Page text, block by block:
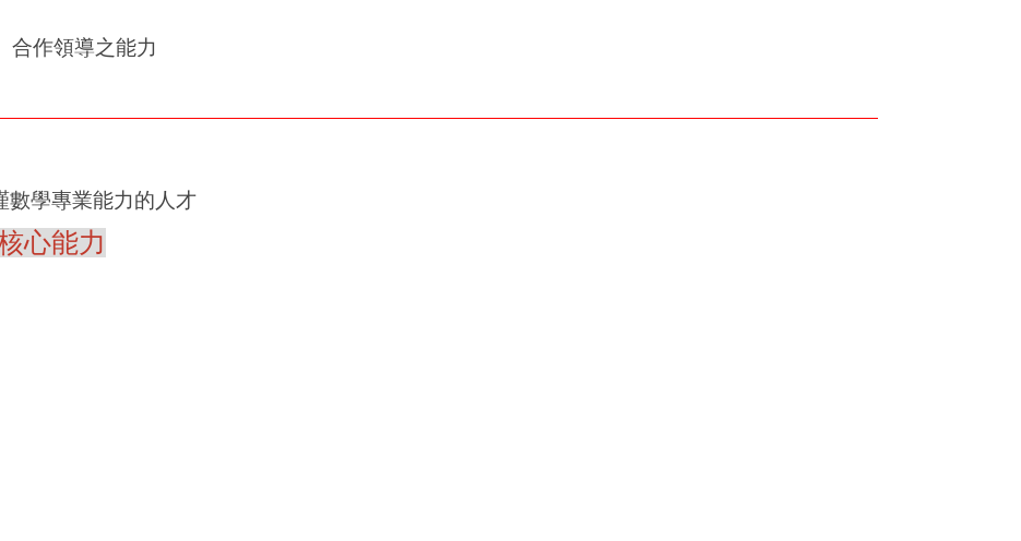
合作領導之能力
數學專業能力的人才
心能力